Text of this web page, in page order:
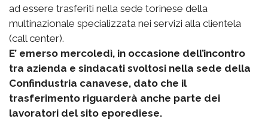
ad essere trasferiti nella sede torinese della
multinazionale specializzata nei servizi alla clientela
(call center).
E’ emerso mercoledì, in occasione dell’incontro
tra azienda e sindacati svoltosi nella sede della
Confindustria canavese, dato che il
trasferimento riguarderà anche parte dei
lavoratori del sito eporediese.